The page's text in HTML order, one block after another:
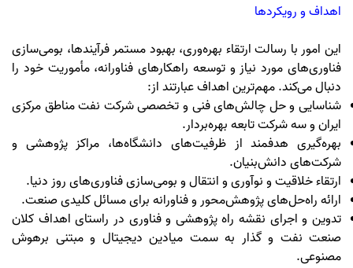
اهداف و رویکردها
این امور با رسالت ارتقاء بهره‌وری، بهبود مستمر فرآیندها، بومی‌سازی
فناوری‌های مورد نیاز و توسعه راهکارهای فناورانه، مأموریت خود را
دنبال می‌کند. مهم‌ترین اهداف عبارتند از:
شناسایی و حل چالش‌های فنی و تخصصی شرکت نفت مناطق مرکزی
ایران و سه شرکت تابعه بهره‌بردار.
بهره‌گیری هدفمند از ظرفیت‌های دانشگاه‌ها، مراکز پژوهشی و
شرکت‌های دانش‌بنیان.
ارتقاء خلاقیت و نوآوری و انتقال و بومی‌سازی فناوری‌های روز دنیا.
ارائه راه‌حل‌های پژوهش‌محور و فناورانه برای مسائل کلیدی صنعت.
تدوین و اجرای نقشه راه پژوهشی و فناوری در راستای اهداف کلان
صنعت نفت و گذار به سمت میادین دیجیتال و مبتنی برهوش
مصنوعی.